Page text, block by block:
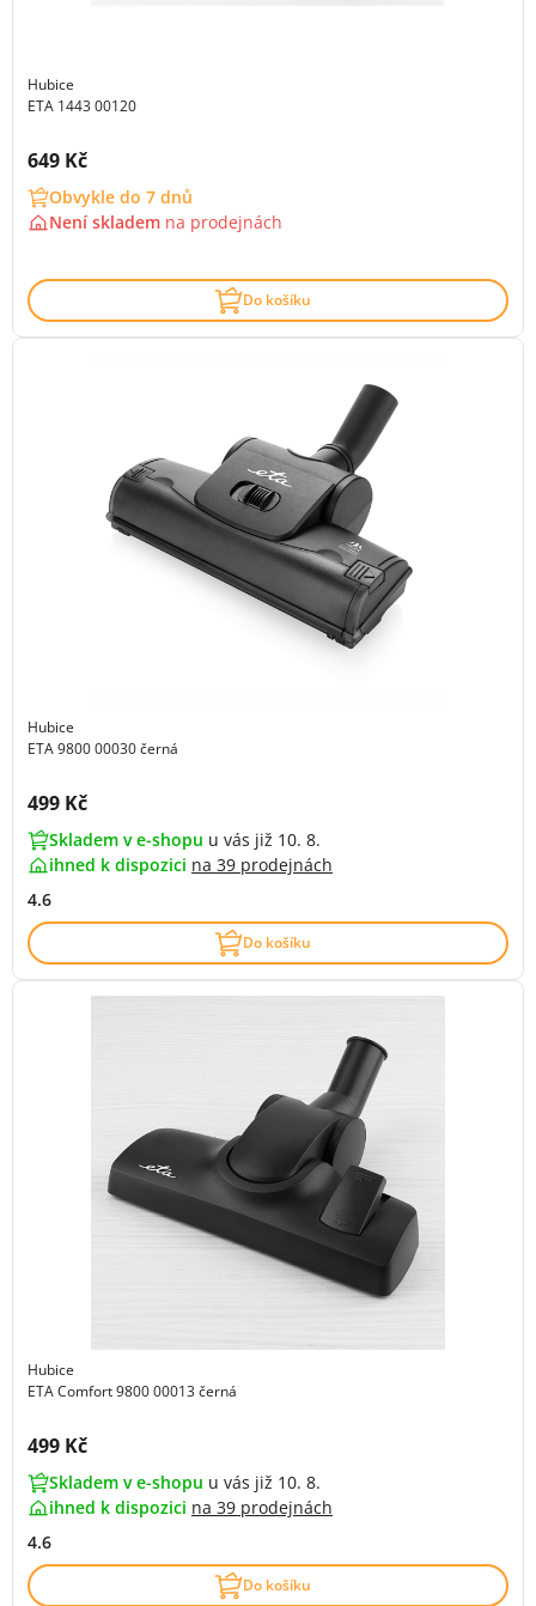
Hubice
ETA 1443 00120
Cena s DPH:
649 Kč
Obvykle do 7 dnů
Není skladem na prodejnách
Do košíku
Hubice
ETA 9800 00030 černá
Cena s DPH:
499 Kč
Skladem v e-shopu u vás již 10. 8.
ihned k dispozici na 39 prodejnách
4.6
Do košíku
Hubice
ETA Comfort 9800 00013 černá
Cena s DPH:
499 Kč
Skladem v e-shopu u vás již 10. 8.
ihned k dispozici na 39 prodejnách
4.6
Do košíku